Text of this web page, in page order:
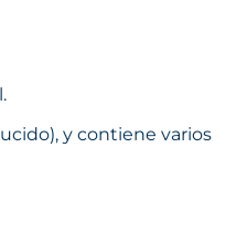
y contiene varios